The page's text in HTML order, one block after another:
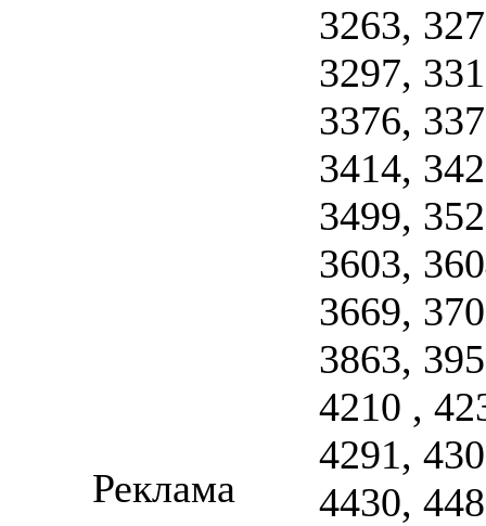
3263,
3297,
3376,
3414,
3499,
3603,
3669,
3863,
4210 ,
4291,
4430,
Реклама